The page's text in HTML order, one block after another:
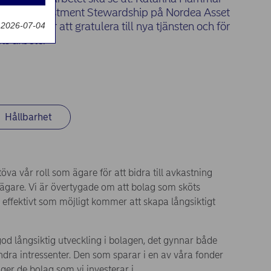
för Investment Stewardship på Nordea Asset
henne för att gratulera till nya tjänsten och för
arbete.
Hållbarhet
vår roll som ägare för att bidra till avkastning
Vi är övertygade om att bolag som sköts
som möjligt kommer att skapa långsiktigt
långsiktig utveckling i bolagen, det gynnar både
intressenter. Den som sparar i en av våra fonder
07-04